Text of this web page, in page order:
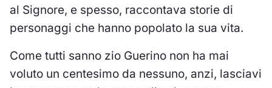
al Signore, e spesso, raccontava storie di
personaggi che hanno popolato la sua vita.
Come tutti sanno zio Guerino non ha mai
voluto un centesimo da nessuno, anzi, lasciavi